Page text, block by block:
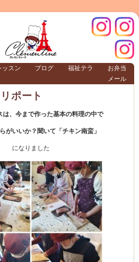
ンティーヌ – 新百合ヶ丘の料理教
ッスン ブログ 福祉テラ
お弁当
メール
インス
クレモ
ンティ
ーヌ
ポート
は、今まで作った基本の料理の中で
がいいか？聞いて「チキン南蛮」
になりました